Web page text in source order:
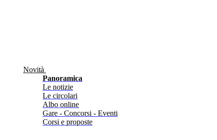
Novità
Panoramica
Le notizie
Le circolari
Albo online
Gare - Concorsi - Eventi
Corsi e proposte